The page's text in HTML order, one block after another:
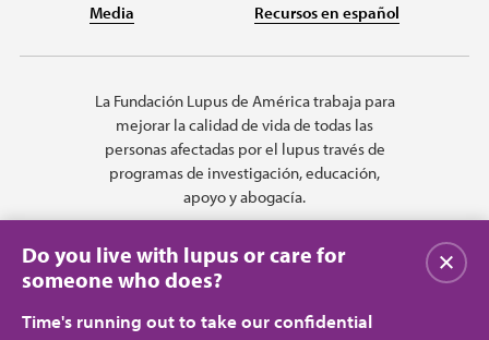
Media Recursos en español
La Fundación Lupus de América trabaja para
mejorar la calidad de vida de todas las
personas afectadas por el lupus través de
programas de investigación, educación,
apoyo y abogacía.
Do you live with lupus or care for
someone who does?
Time's running out to take our confidential
Cerrar